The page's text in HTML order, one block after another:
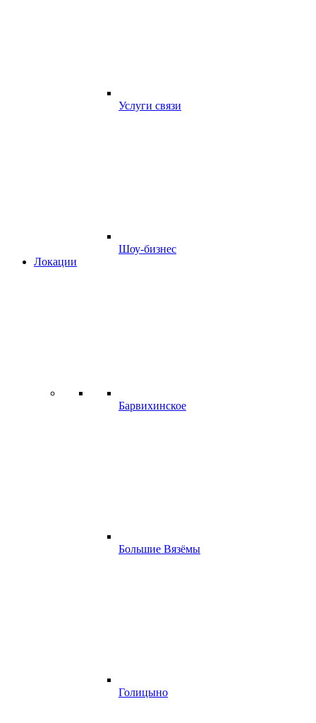
Услуги связи
Шоу-бизнес
Локации
Барвихинское
Большие Вязёмы
Голицыно